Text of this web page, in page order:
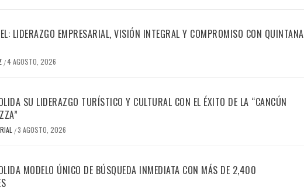
LIDERAZGO EMPRESARIAL, VISIÓN INTEGRAL Y COMPROMISO CON QUINTANA
/4 AGOSTO, 2026
SU LIDERAZGO TURÍSTICO Y CULTURAL CON EL ÉXITO DE LA “CANCÚN
/3 AGOSTO, 2026
MODELO ÚNICO DE BÚSQUEDA INMEDIATA CON MÁS DE 2,400